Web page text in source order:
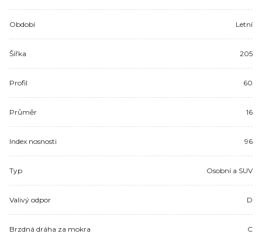
Období Letní
Šířka 205
Profil 60
Průměr 16
Index nosnosti 96
Typ Osobní a SUV
Valivý odpor D
Brzdná dráha za mokra C